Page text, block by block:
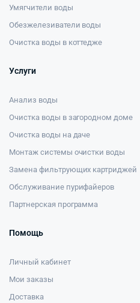
Умягчители воды
Обезжелезиватели воды
Очистка воды в коттедже
Услуги
Анализ воды
Очистка воды в загородном доме
Очистка воды на даче
Монтаж системы очистки воды
Замена фильтрующих картриджей
Обслуживание пурифайеров
Партнерская программа
Помощь
Личный кабинет
Мои заказы
Доставка